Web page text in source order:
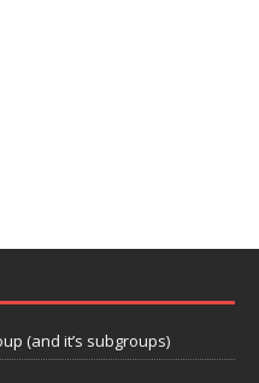
(and it’s subgroups)